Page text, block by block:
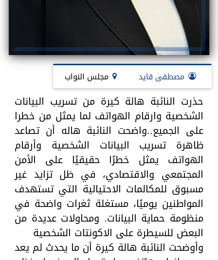
مصطفى قايد مجلس النواب
حذرت النائبة هالة كيرة من تسريب البيانات
الشخصية وارقام الهواتف لما يمثل من خطرا
على الجميع..واضحت النائبة هاله أن تصاعد
ظاهرة تسريب البيانات الشخصية وأرقام
الهواتف يمثل خطرًا حقيقيًا على الأمن
المجتمعي والاقتصادي، في ظل تزايد غير
مسبوق للمكالمات الاحتيالية التي تستهدف
المواطنين يوميًا، مستغلة ثغرات واضحة في
منظومة حماية البيانات. ومحاولات عديدة من
البعض للسيطرة على الاكونتات الشخصية
وأوضحت النائبة هالة كيرة أن ما يحدث لم يعد